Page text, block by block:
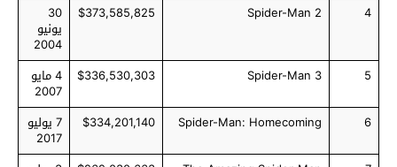
4
Spider-Man 2
$373,585,825
30
يونيو
2004
5
Spider-Man 3
$336,530,303 4 مايو
2007
6
Spider-Man: Homecoming
$334,201,140 7 يوليو
2017